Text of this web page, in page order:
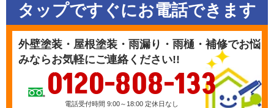
タップですぐにお電話できます
外壁塗装・屋根塗装・雨漏り・雨樋・補修でお悩
みならお気軽にご連絡ください!!
0120-808-133
電話受付時間 9:00～18:00 定休日なし